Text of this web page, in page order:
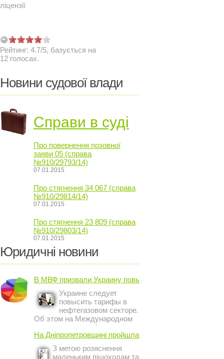
ліцензії
Рейтинг: 4.7/5, базується на
12 голосах.
Новини судової влади
Справи в суді
Про повернення позовної
заяви 05 (справа
№910/29793/14)
07.01.2015
Про стягнення 34 067 (справа
№910/29814/14)
07.01.2015
Про стягнення 23 809 (справа
№910/29803/14)
07.01.2015
Юридичні новини
В МВФ призвали Украину повысить ...
Украине следует
повысить тарифы в
нефтегазовом секторе.
Об этом на Международном
инвестиционном форуме в
Киеве заявил постоянный
представитель МВФ на
Украине Жером Ваше.
На Дніпропетровщині пройшла акція ...
З метою розяснення
маленьким пішоходам та